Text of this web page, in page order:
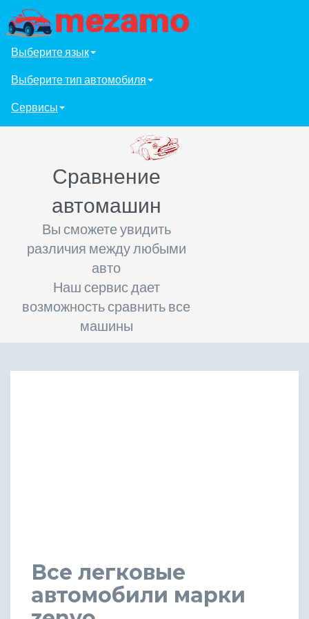
Выберите язык
Выберите тип автомобиля
Сервисы
Сравнение
автомашин
Вы сможете увидить
различия между любыми
авто
Наш сервис дает
возможность сравнить все
машины
Все легковые
автомобили марки